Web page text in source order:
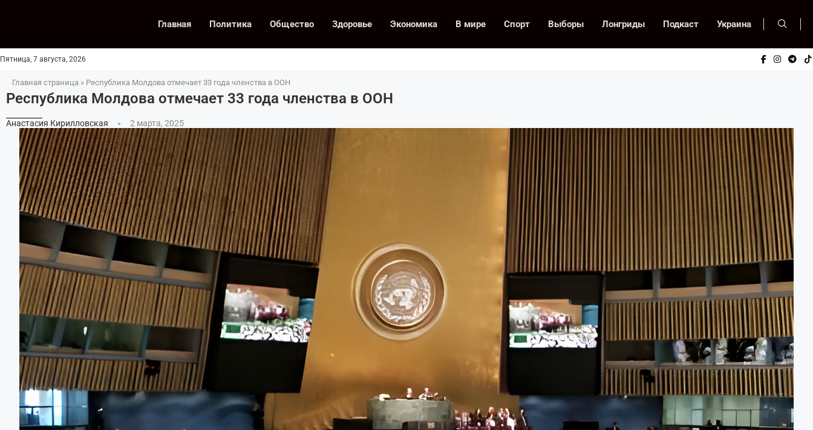
Главная Политика Общество Здоровье Экономика В мире Спорт Выборы Лонгриды Подкаст Украина
Пятница, 7 августа, 2026
Главная страница » Республика Молдова отмечает 33 года членства в ООН
Республика Молдова отмечает 33 года членства в ООН
Анастасия Кирилловская 2 марта, 2025